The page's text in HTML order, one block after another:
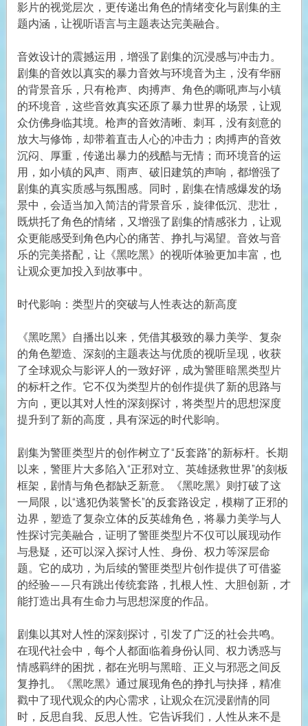
影片的视觉层次，更传递出角色的情绪变化与剧集的主
题内涵，让视听语言与主题表达完美融合。
音效设计的震撼运用，增强了剧集的沉浸感与冲击力。
剧集的音效以真实的暴力音效与环境音为主，没有华丽
的背景音乐，只有枪声、肉搏声、角色的嘶吼声与小镇
的环境音，这些音效真实还原了暴力世界的场景，让观
众仿佛身临其境。枪声的音效清晰、刺耳，没有刻意的
放大与修饰，却带着直击人心的冲击力；肉搏声的音效
沉闷、厚重，传递出暴力的残酷与无情；而环境音的运
用，如小镇的风声、雨声、破旧建筑的声响，都增强了
剧集的真实质感与氛围感。同时，剧集在情感爆发的场
景中，会适当加入简洁的背景音乐，旋律低沉、悲壮，
既烘托了角色的情绪，又增强了剧集的情感张力，让观
众更能感受到角色内心的痛苦、挣扎与渴望。音效与音
乐的完美搭配，让《黑吃黑》的视听体验更加丰富，也
让观众更加投入到故事中。
时代影响：类型片的突破与人性表达的新高度
《黑吃黑》自播出以来，凭借其极致的暴力美学、复杂
的角色塑造、深刻的主题表达与优质的视听呈现，收获
了全球观众与影评人的一致好评，成为警匪暗黑类型片
的标杆之作。它不仅为类型片的创作提供了新的思路与
方向，更以其对人性的深刻探讨，将类型片的思想深度
提升到了新的高度，具有深远的时代影响。
剧集为警匪类型片的创作树立了“反套路”的新标杆。长期
以来，警匪片大多陷入“正邪对立、英雄拯救世界”的刻板
框架，剧情与角色都缺乏新意。《黑吃黑》则打破了这
一局限，以“逃犯伪装警长”的反套路设定，模糊了正邪的
边界，塑造了复杂立体的反英雄角色，将暴力美学与人
性探讨完美融合，证明了警匪类型片不仅可以展现动作
与悬疑，还可以深入探讨人性、身份、权力等深层命
题。它的成功，为后续的警匪类型片创作提供了可借鉴
的经验——只有跳出传统套路，扎根人性、大胆创新，才
能打造出具有生命力与思想深度的作品。
剧集以其对人性的深刻探讨，引发了广泛的社会共鸣。
在现代社会中，每个人都面临着身份认同、权力诱惑与
情感羁绊的困扰，都在光明与黑暗、正义与邪恶之间反
复挣扎。《黑吃黑》通过展现角色的挣扎与抉择，精准
戳中了现代观众的内心需求，让观众在沉浸剧情的同
时，反思自我、反思人性。它告诉我们，人性从来不是